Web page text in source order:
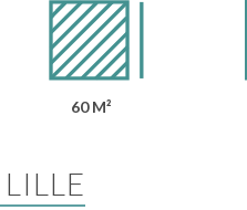
60 M²
LILLE